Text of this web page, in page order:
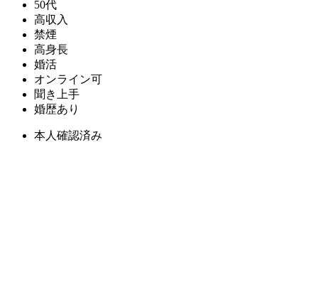
50代
高収入
禁煙
高身長
婚活
オンライン可
聞き上手
婚歴あり
本人確認済み